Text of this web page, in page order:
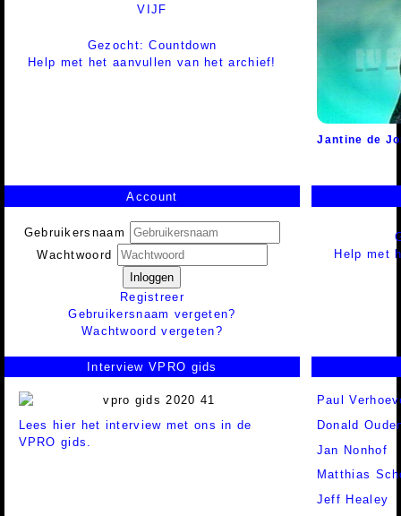
VIJF
Gezocht: Countdown
Help met het aanvullen van het archief!
Jantine de
Account
Gebruikersnaam
Wachtwoord
Inloggen
Registreer
Gebruikersnaam vergeten?
Wachtwoord vergeten?
Help met
Interview VPRO gids
Lees hier het interview met ons in de
VPRO gids.
Paul
Donald
Jan Nonhof
Matthias
Jeff Healey